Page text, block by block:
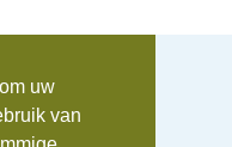
uw
van